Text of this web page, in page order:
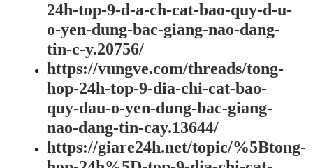
24h-top-9-d-a-ch-cat-bao-quy-d-u-
o-yen-dung-bac-giang-nao-dang-
tin-c-y.20756/
https://vungve.com/threads/tong-
hop-24h-top-9-dia-chi-cat-bao-
quy-dau-o-yen-dung-bac-giang-
nao-dang-tin-cay.13644/
https://giare24h.net/topic/%5Btong-